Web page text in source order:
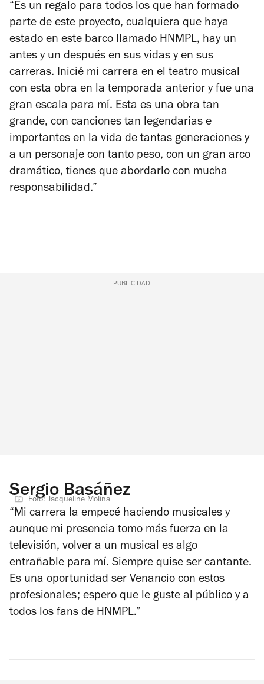
“Es un regalo para todos los que han formado
parte de este proyecto, cualquiera que haya
estado en este barco llamado HNMPL, hay un
antes y un después en sus vidas y en sus
carreras. Inicié mi carrera en el teatro musical
con esta obra en la temporada anterior y fue una
gran escala para mí. Esta es una obra tan
grande, con canciones tan legendarias e
importantes en la vida de tantas generaciones y
a un personaje con tanto peso, con un gran arco
dramático, tienes que abordarlo con mucha
responsabilidad.”
PUBLICIDAD
Sergio Basáñez
Foto: Jacqueline Molina
“Mi carrera la empecé haciendo musicales y
aunque mi presencia tomo más fuerza en la
televisión, volver a un musical es algo
entrañable para mí. Siempre quise ser cantante.
Es una oportunidad ser Venancio con estos
profesionales; espero que le guste al público y a
todos los fans de HNMPL.”